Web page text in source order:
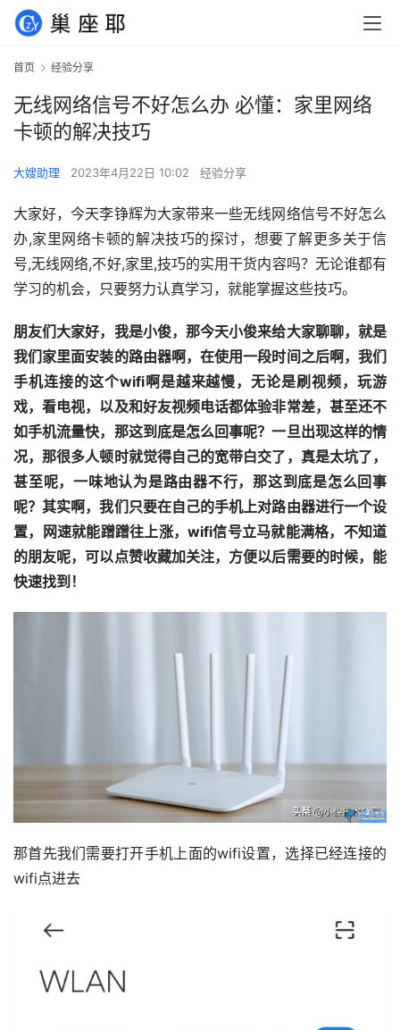
首页 经验分享
无线网络信号不好怎么办 必懂：家里网络
卡顿的解决技巧
大嫂助理 2023年4月22日 10:02 经验分享
大家好，今天李铮辉为大家带来一些无线网络信号不好怎么
办,家里网络卡顿的解决技巧的探讨，想要了解更多关于信
号,无线网络,不好,家里,技巧的实用干货内容吗？无论谁都有
学习的机会，只要努力认真学习，就能掌握这些技巧。
朋友们大家好，我是小俊，那今天小俊来给大家聊聊，就是
我们家里面安装的路由器啊，在使用一段时间之后啊，我们
手机连接的这个wifi啊是越来越慢，无论是刷视频，玩游
戏，看电视，以及和好友视频电话都体验非常差，甚至还不
如手机流量快，那这到底是怎么回事呢？一旦出现这样的情
况，那很多人顿时就觉得自己的宽带白交了，真是太坑了，
甚至呢，一味地认为是路由器不行，那这到底是怎么回事
呢？其实啊，我们只要在自己的手机上对路由器进行一个设
置，网速就能蹭蹭往上涨，wifi信号立马就能满格，不知道
的朋友呢，可以点赞收藏加关注，方便以后需要的时候，能
快速找到！
那首先我们需要打开手机上面的wifi设置，选择已经连接的
wifi点进去